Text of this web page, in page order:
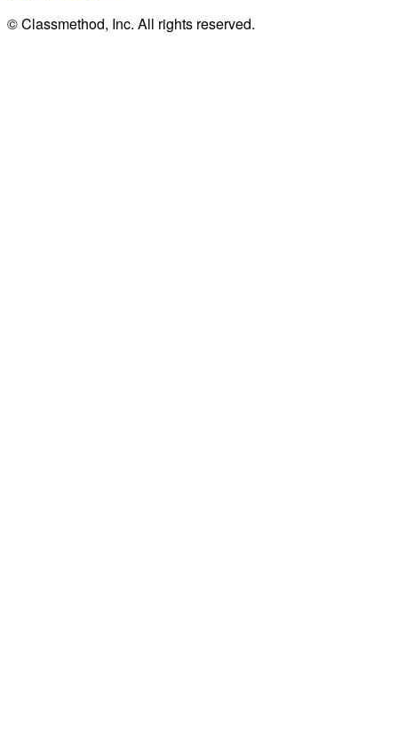
© Classmethod, Inc. All rights reserved.